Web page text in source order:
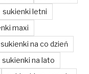
sukienki letni
maxi
sukienki na co dzień
sukienki na lato